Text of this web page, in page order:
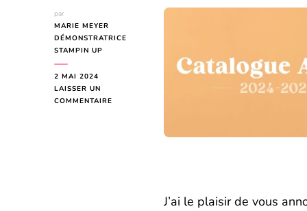
par
MARIE MEYER
DÉMONSTRATRICE
STAMPIN UP
2 MAI 2024
LAISSER UN
COMMENTAIRE
J’ai le plaisir de vous